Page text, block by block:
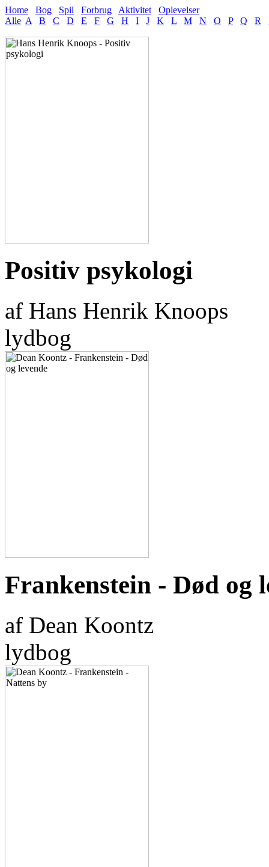
Home Bog Spil Forbrug Aktivitet
Oplevelser
Alle A B C D E F G H I J K L M N O P Q R
Positiv psykologi
af Hans Henrik Knoops
lydbog
Frankenstein - Død og
af Dean Koontz
lydbog